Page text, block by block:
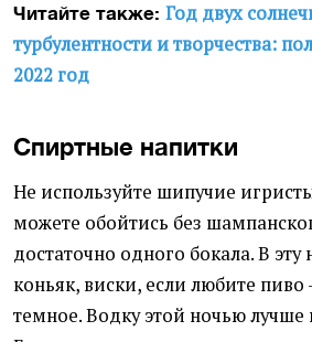
Читайте также: Год двух
турбулентности и творчества:
2022 год
Спиртные напитки
Не используйте шипучие
можете обойтись без
достаточно одного бокала. В
коньяк, виски, если любите пиво
темное. Водку этой ночью лучше